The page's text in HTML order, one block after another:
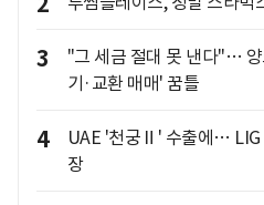
3
"그 세금 절대 못 낸다"…
기·교환 매매' 꿈틀
4
UAE '천궁Ⅱ' 수출에… LIG
장